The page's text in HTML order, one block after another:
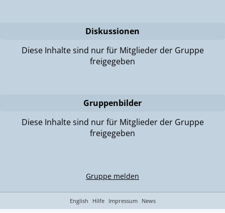
Diskussionen
Diese Inhalte sind nur für Mitglieder der Gruppe
freigegeben
Gruppenbilder
Diese Inhalte sind nur für Mitglieder der Gruppe
freigegeben
Gruppe melden
English Hilfe Impressum News